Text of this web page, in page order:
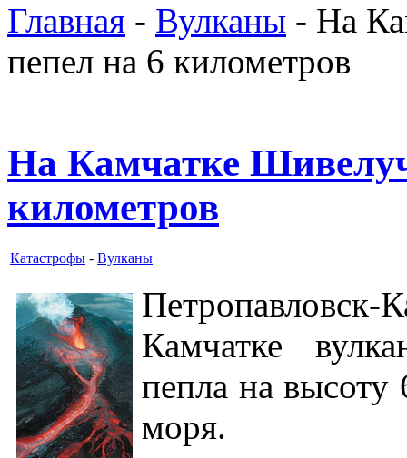
Главная - Вулканы - На
пепел на 6 километров
На Камчатке
километров
Катастрофы - Вулканы
Камчатке
пепла на
моря.